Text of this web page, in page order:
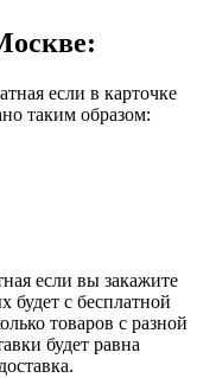
если в карточке
таким образом:
если вы закажите
будет с бесплатной
товаров с разной
будет равна